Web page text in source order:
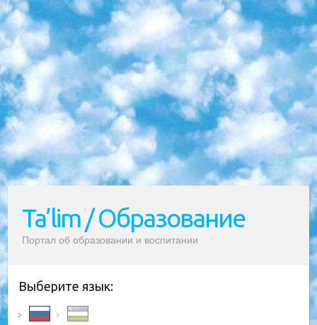
Ta’lim / Образование
Портал об образовании и воспитании
Выберите язык: